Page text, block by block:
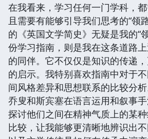
在我看来，学习任何一门学科，
且需要有能够引导我们思考的“领
的《英国文学简史》无疑是我的“
份学习指南，则是我在这条道路
的同伴。它不仅仅是知识的传递
的启示。我特别喜欢指南中对于
间风格差异和思想联系的比较分
乔叟和斯宾塞在语言运用和叙事
探讨他们之间在精神气质上的某
比较，让我能够更清晰地辨识出